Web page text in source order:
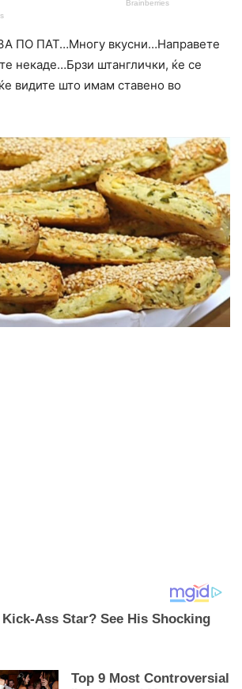
ПО ПАТ…Многу вкусни…Направете
некаде…Брзи штанглички, ќе се
видите што имам ставено во